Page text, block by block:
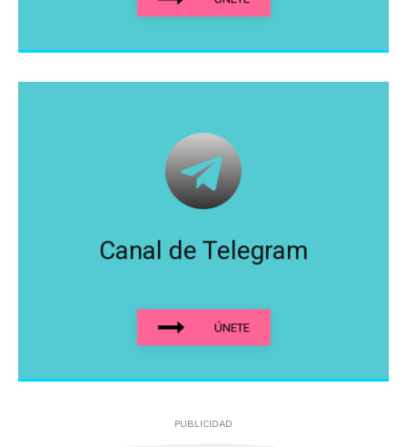
Canal de Telegram
ÚNETE
PUBLICIDAD